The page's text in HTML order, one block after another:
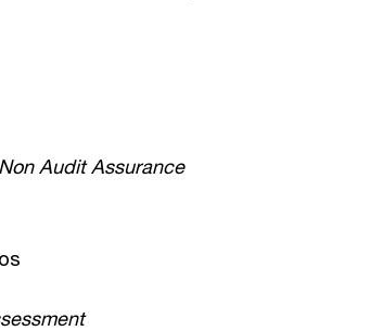
Non Audit Assurance